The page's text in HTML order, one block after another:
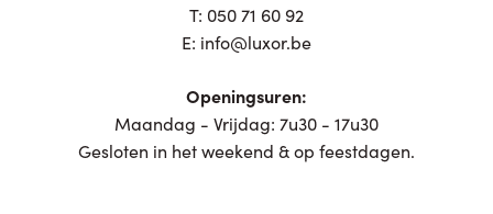
T: 050 71 60 92
E: info@luxor.be
Openingsuren:
Maandag - Vrijdag: 7u30 - 17u30
Gesloten in het weekend & op feestdagen.